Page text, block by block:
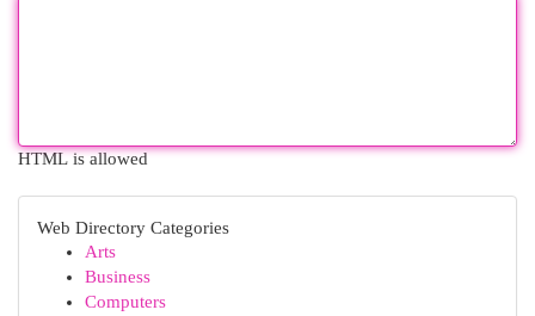
HTML is allowed
Web Directory Categories
Arts
Business
Computers